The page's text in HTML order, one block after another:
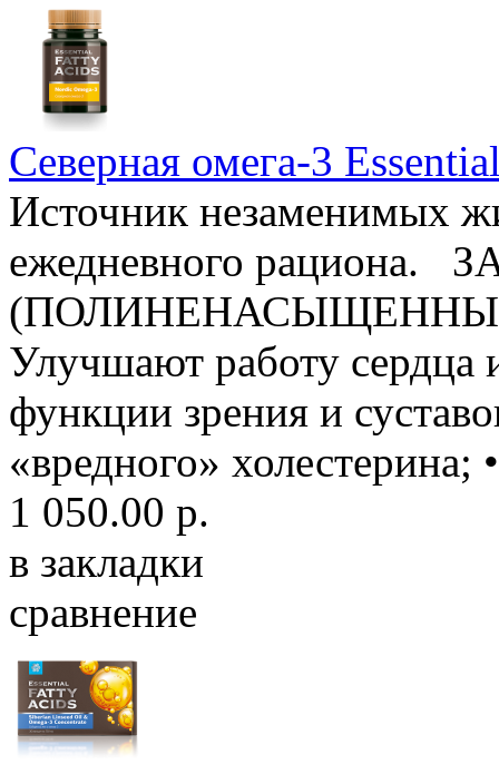
Северная омега-3
Источник незаменимых
ежедневного
Улучшают работу сердца
функции зрения и
«вредного» холестерина;
1 050.00 р.
в закладки
сравнение